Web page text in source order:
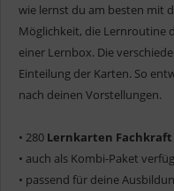
wie lernst du am besten mit
Möglichkeit, die Lernroutine
einer Lernbox. Die
Einteilung der Karten. So
nach deinen Vorstellungen.
• 280 Lernkarten
• auch als Kombi-Paket
• passend für deine